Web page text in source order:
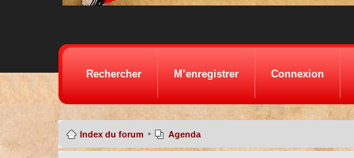
Rechercher M’enregistrer Connexion
Index du forum • Agenda